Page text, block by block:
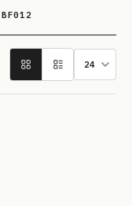
BF012